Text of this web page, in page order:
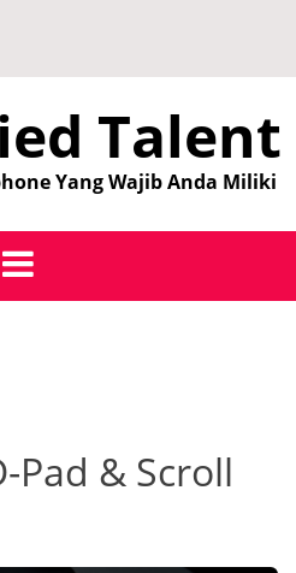
Talent
Yang Wajib Anda Miliki
Pad & Scroll